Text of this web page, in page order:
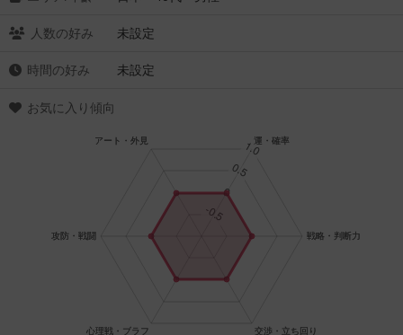
人数の好み 未設定
時間の好み 未設定
お気に入り傾向